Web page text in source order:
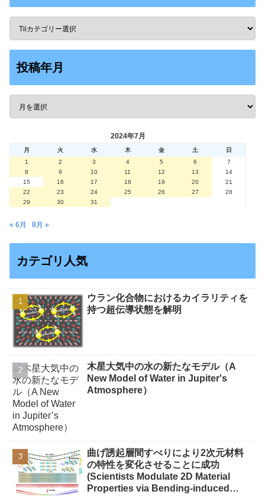
投稿年月
2024年7月
月 火 水 木 金 土
日
1
2 3 4 5 6
7
8
9 10 11 12 13
14
15
16 17 18 19 20
21
22
23 24 25 26 27
28
29
30 31
« 6月 8月 »
カテゴリ人気
ウラン化合物におけるカイラリティを
持つ超伝導状態を解明
木星大気中の水の新たなモデル（A
New Model of Water in Jupiter's
Atmosphere）
曲げ誘起層間すべりにより2次元材料
の特性を変化させることに成功
(Scientists Modulate 2D Material
Properties via Bending-induced